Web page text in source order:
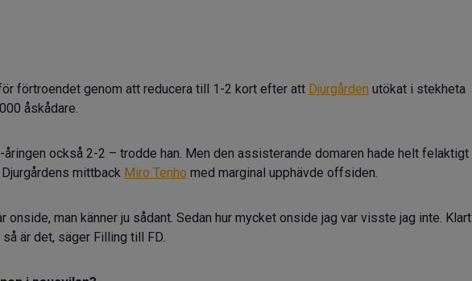
förtroendet genom att reducera till 1-2 kort efter att Djurgården utökat i stekheta
åskådare.
också 2-2 – trodde han. Men den assisterande domaren hade helt felaktigt
mittback Miro Tenho med marginal upphävde offsiden.
onside, man känner ju sådant. Sedan hur mycket onside jag var visste jag inte. Klart
är det, säger Filling till FD.